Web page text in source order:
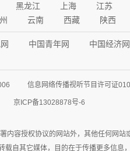
黑龙江 上海 江苏
云南 西藏 陕西
中国青年网 中国经济网
信息网络传播视听节目许可证
京ICP备13028878号-6
内容授权协议的网站外，其他任何网
自其它媒体，目的在于传播更多信息